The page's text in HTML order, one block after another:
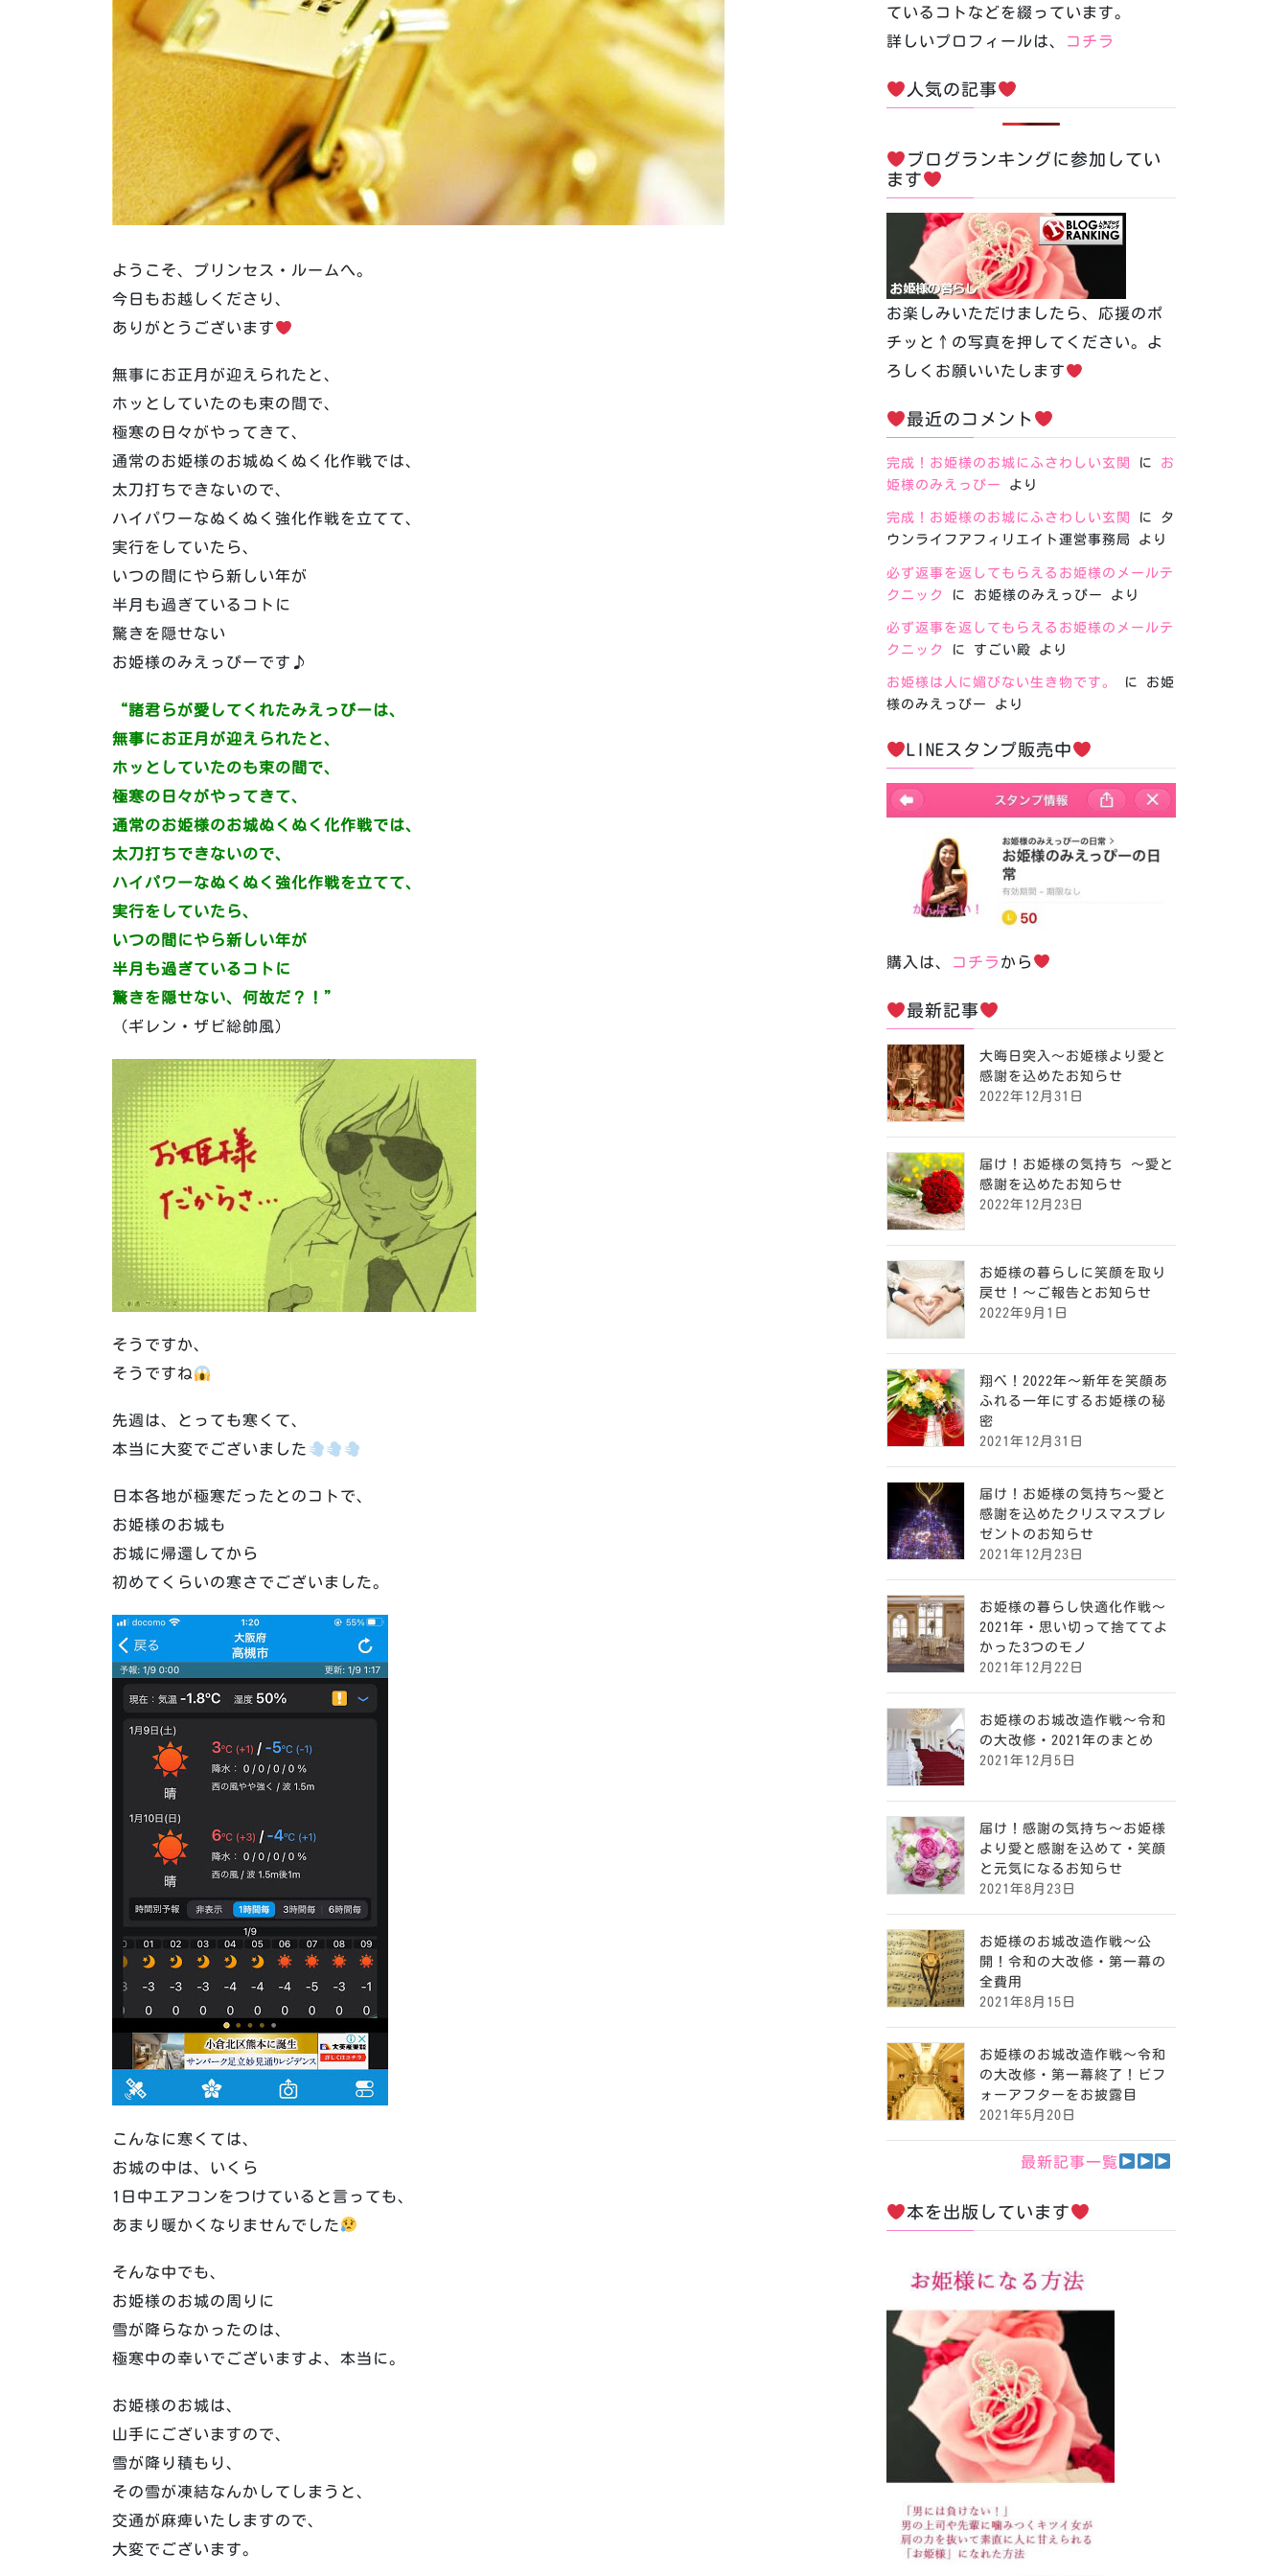
ようこそ、プリンセス・ルームへ。
今日もお越しくださり、
ありがとうございます
無事にお正月が迎えられたと、
ホッとしていたのも束の間で、
極寒の日々がやってきて、
通常のお姫様のお城ぬくぬく化作戦では、
太刀打ちできないので、
ハイパワーなぬくぬく強化作戦を立てて、
実行をしていたら、
いつの間にやら新しい年が
半月も過ぎているコトに
驚きを隠せない
お姫様のみえっぴーです♪
“諸君らが愛してくれたみえっぴーは、
無事にお正月が迎えられたと、
ホッとしていたのも束の間で、
極寒の日々がやってきて、
通常のお姫様のお城ぬくぬく化作戦では、
太刀打ちできないので、
ハイパワーなぬくぬく強化作戦を立てて、
実行をしていたら、
いつの間にやら新しい年が
半月も過ぎているコトに
驚きを隠せない、何故だ？！”
（ギレン・ザビ総帥風）
そうですか、
そうですね
先週は、とっても寒くて、
本当に大変でございました
日本各地が極寒だったとのコトで、
お姫様のお城も
お城に帰還してから
初めてくらいの寒さでございました。
こんなに寒くては、
お城の中は、いくら
1日中エアコンをつけていると言っても、
あまり暖かくなりませんでした
そんな中でも、
お姫様のお城の周りに
雪が降らなかったのは、
極寒中の幸いでございますよ、本当に。
お姫様のお城は、
山手にございますので、
雪が降り積もり、
その雪が凍結なんかしてしまうと、
交通が麻痺いたしますので、
大変でございます。
ているコトなどを綴っています。
詳しいプロフィールは、
コチラ
人気の記事
ブログランキングに参加してい
ます
お楽しみいただけましたら、応援のポ
チッと↑の写真を押してください。よ
ろしくお願いいたします
最近のコメント
完成！お姫様のお城にふさわしい玄関 に お
姫様のみえっぴー
より
完成！お姫様のお城にふさわしい玄関 に タ
ウンライフアフィリエイト運営事務局
より
必ず返事を返してもらえるお姫様のメールテ
クニック
に お姫様のみえっぴー より
必ず返事を返してもらえるお姫様のメールテ
クニック
に すごい殿 より
お姫様は人に媚びない生き物です。 に お姫
様のみえっぴー
より
LINEスタンプ販売中
購入は、 コチラ から
最新記事
大晦日突入〜お姫様より愛と
感謝を込めたお知らせ
2022年12月31日
届け！お姫様の気持ち ～愛と
感謝を込めたお知らせ
2022年12月23日
お姫様の暮らしに笑顔を取り
戻せ！〜ご報告とお知らせ
2022年9月1日
翔べ！2022年〜新年を笑顔あ
ふれる一年にするお姫様の秘
密
2021年12月31日
届け！お姫様の気持ち〜愛と
感謝を込めたクリスマスプレ
ゼントのお知らせ
2021年12月23日
お姫様の暮らし快適化作戦〜
2021年・思い切って捨ててよ
かった3つのモノ
2021年12月22日
お姫様のお城改造作戦〜令和
の大改修・2021年のまとめ
2021年12月5日
届け！感謝の気持ち〜お姫様
より愛と感謝を込めて・笑顔
と元気になるお知らせ
2021年8月23日
お姫様のお城改造作戦〜公
開！令和の大改修・第一幕の
全費用
2021年8月15日
お姫様のお城改造作戦〜令和
の大改修・第一幕終了！ビフ
ォーアフターをお披露目
2021年5月20日
最新記事一覧
本を出版しています